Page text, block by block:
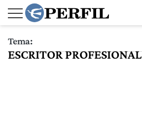
Tema:
ESCRITOR PROFESIONAL